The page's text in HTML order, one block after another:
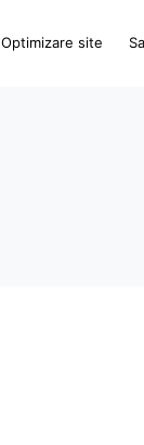
Optimizare site